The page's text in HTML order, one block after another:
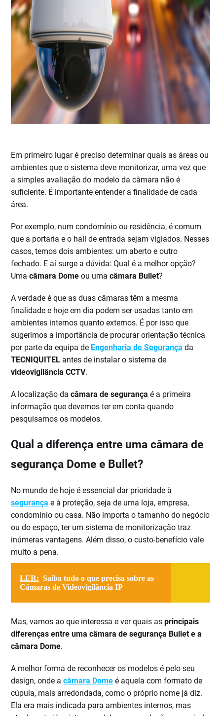
Em primeiro lugar é preciso determinar quais as áreas ou
ambientes que o sistema deve monitorizar, uma vez que
a simples avaliação do modelo da câmara não é
suficiente. É importante entender a finalidade de cada
área.
Por exemplo, num condomínio ou residência, é comum
que a portaria e o hall de entrada sejam vigiados. Nesses
casos, temos dois ambientes: um aberto e outro
fechado. E aí surge a dúvida: Qual é a melhor opção?
Umacâmara Dome ou umacâmara Bullet?
A verdade é que as duas câmaras têm a mesma
finalidade e hoje em dia podem ser usadas tanto em
ambientes internos quanto externos. É por isso que
sugerimos a importância de procurar orientação técnica
por parte da equipa de Engenharia de Segurança da
TECNIQUITEL antes de instalar o sistema de
videovigilância CCTV.
A localização dacâmara de segurança é a primeira
informação que devemos ter em conta quando
pesquisamos os modelos.
Qual a diferença entre uma câmara de
segurança Dome e Bullet?
No mundo de hoje é essencial dar prioridade à
segurança e à proteção, seja de uma loja, empresa,
condomínio ou casa. Não importa o tamanho do negócio
ou do espaço, ter um sistema de monitorização traz
inúmeras vantagens. Além disso, o custo-benefício vale
muito a pena.
LER: Saiba tudo o que precisa sobre as
Câmaras de Videovigilância IP
Mas, vamos ao que interessa e ver quais asprincipais
diferenças entre uma câmara de segurança Bullet e a
câmara Dome.
A melhor forma de reconhecer os modelos é pelo seu
design, onde acâmara Dome é aquela com formato de
cúpula, mais arredondada, como o próprio nome já diz.
Ela era mais indicada para ambientes internos, mas